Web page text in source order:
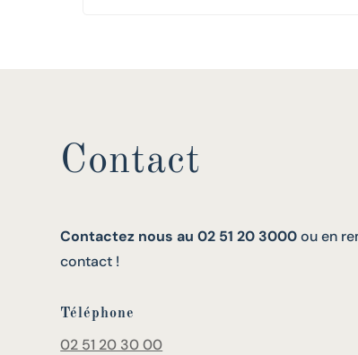
Contact
Contactez nous au 02 51 20 3000ou en
contact !
Téléphone
02 51 20 30 00